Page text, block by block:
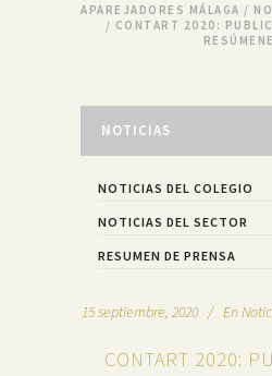
APAREJADORES MÁLAGA /
/ CONTART 2020:
NOTICIAS
NOTICIAS DEL COLEGIO
NOTICIAS DEL SECTOR
RESUMEN DE PRENSA
15 septiembre, 2020 En
CONTART 2020: